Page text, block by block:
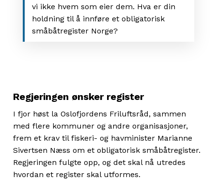
vi ikke hvem som eier dem. Hva er din
holdning til å innføre et obligatorisk
småbåtregister Norge?
Regjeringen ønsker register
I fjor høst la Oslofjordens Friluftsråd, sammen
med flere kommuner og andre organisasjoner,
frem et krav til fiskeri- og havminister Marianne
Sivertsen Næss om et obligatorisk småbåtregister.
Regjeringen fulgte opp, og det skal nå utredes
hvordan et register skal utformes.